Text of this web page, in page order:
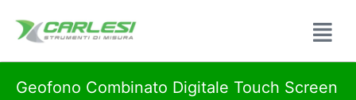
Geofono Combinato Digitale Touch Screen